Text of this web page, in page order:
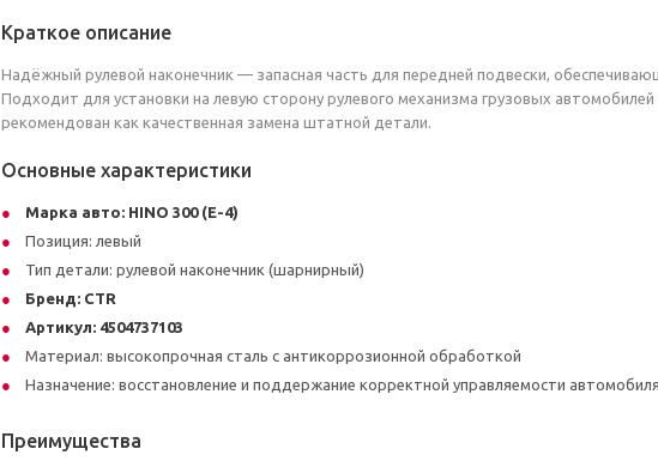
Краткое описание
Надёжный рулевой наконечник — запасная часть для передней подвески,
Подходит для установки на левую сторону рулевого механизма грузовых автомобилей
рекомендован как качественная замена штатной детали.
Основные характеристики
Марка авто: HINO 300 (E-4)
Позиция: левый
Тип детали: рулевой наконечник (шарнирный)
Бренд: CTR
Артикул: 4504737103
Материал: высокопрочная сталь с антикоррозионной обработкой
Назначение: восстановление и поддержание корректной управляемости автомобиля
Преимущества